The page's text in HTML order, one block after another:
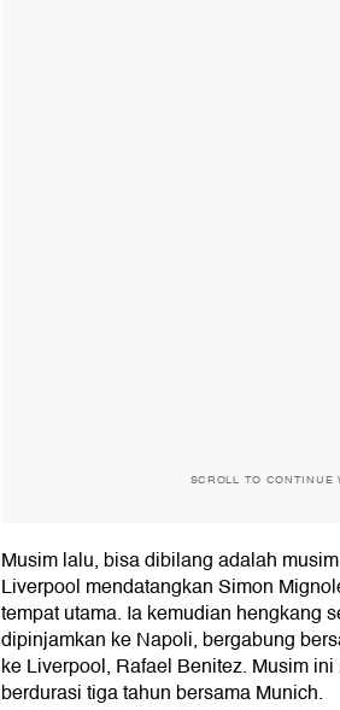
SCROLL TO CONTINUE
Musim lalu, bisa dibilang adalah
Liverpool mendatangkan Simon
tempat utama. Ia kemudian hengkang
dipinjamkan ke Napoli, bergabung
ke Liverpool, Rafael Benitez. Musim
berdurasi tiga tahun bersama Munich.